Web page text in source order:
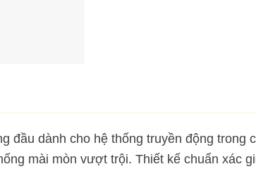
đầu dành cho hệ thống truyền động
mài mòn vượt trội. Thiết kế chuẩn xác